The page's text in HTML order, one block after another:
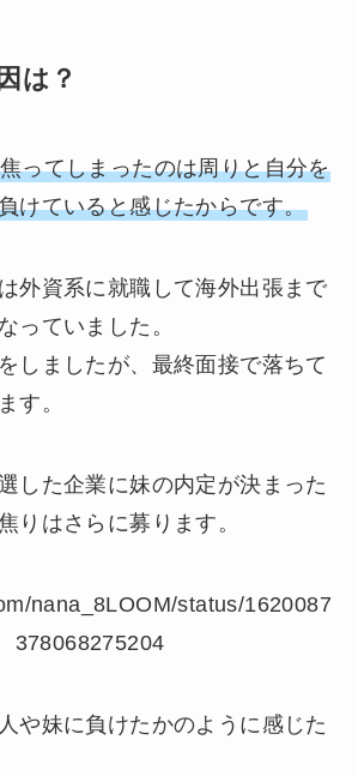
は？
ってしまったのは周りと自分を
けていると感じたからです。
外資系に就職して海外出張まで
っていました。
しましたが、最終面接で落ちて
す。
した企業に妹の内定が決まった
りはさらに募ります。
nana_8LOOM/status/1620087
378068275204
や妹に負けたかのように感じた